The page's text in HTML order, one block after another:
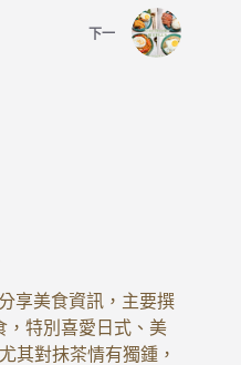
下一
享美食資訊，主要撰
，特別喜愛日式、美
其對抹茶情有獨鍾，